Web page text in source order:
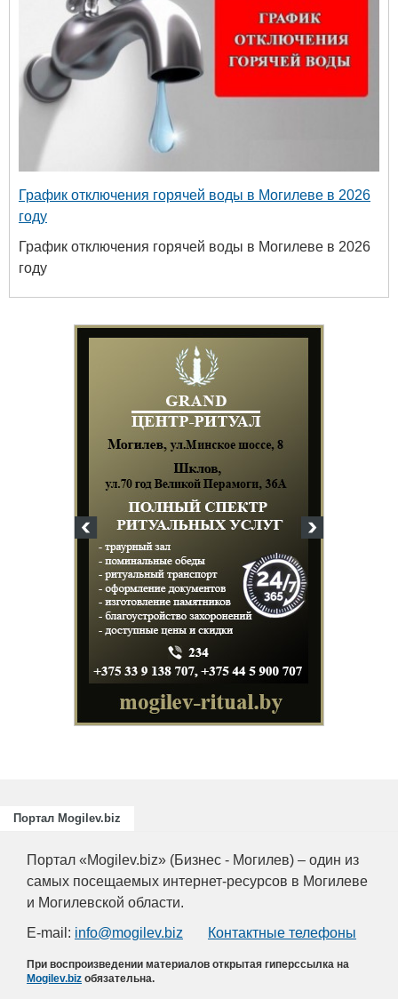
График отключения горячей воды в Могилеве в 2026
году
График отключения горячей воды в Могилеве в 2026
году
Портал Mogilev.biz
Портал «Mogilev.biz» (Бизнес - Могилев) – один из
самых посещаемых интернет-ресурсов в Могилеве
и Могилевской области.
E-mail: info@mogilev.biz Контактные телефоны
При воспроизведении материалов открытая гиперссылка на
Mogilev.biz обязательна.